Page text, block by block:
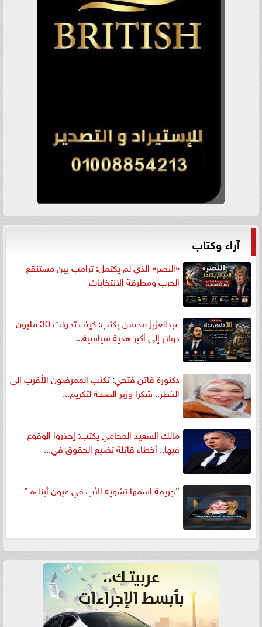
آراء وكتاب
«النصر» الذي لم يكتمل: ترامب بين مستنقع
الحرب ومطرقة الانتخابات
عبدالعزيز محسن يكتب: كيف تحولت 30 مليون
دولار إلى أكبر هدية سياسية...
دكتورة فاتن فتحي: تكتب الممرضون الأقرب إلى
الخطر.. شكرا وزير الصحة لتكريم...
مالك السعيد المحامي يكتب: إحذروا الوقوع
فيها.. أخطاء قاتلة تضيع الحقوق في...
”جريمة اسمها تشويه الأب في عيون أبناءه ”